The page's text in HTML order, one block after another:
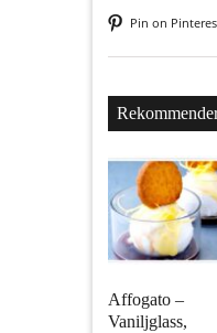
Pin on
Affogato –
Vaniljglass,